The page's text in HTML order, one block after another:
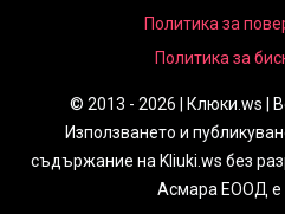
Политика за
Политика за
© 2013 - 2026 | Клюки.ws |
Използването и
съдържание на Kliuki.ws без
Асмара ЕООД е